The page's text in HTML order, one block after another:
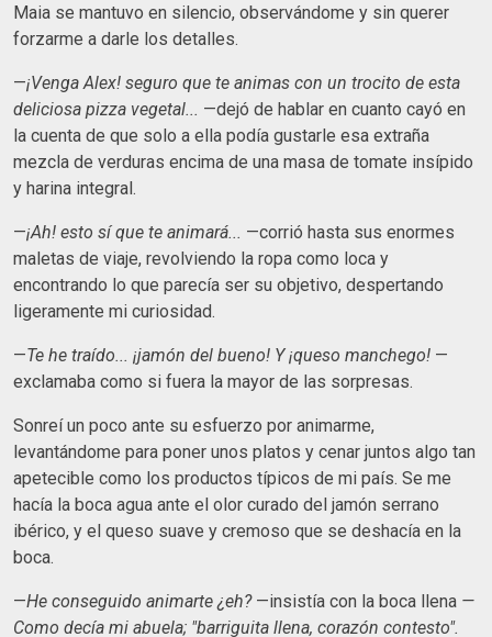
Maia se mantuvo en silencio, observándome y sin querer
forzarme a darle los detalles.
—¡Venga Alex! seguro que te animas con un trocito de esta
deliciosa pizza vegetal... —dejó de hablar en cuanto cayó en
la cuenta de que solo a ella podía gustarle esa extraña
mezcla de verduras encima de una masa de tomate insípido
y harina integral.
—¡Ah! esto sí que te animará... —corrió hasta sus enormes
maletas de viaje, revolviendo la ropa como loca y
encontrando lo que parecía ser su objetivo, despertando
ligeramente mi curiosidad.
—Te he traído... ¡jamón del bueno! Y ¡queso manchego! —
exclamaba como si fuera la mayor de las sorpresas.
Sonreí un poco ante su esfuerzo por animarme,
levantándome para poner unos platos y cenar juntos algo tan
apetecible como los productos típicos de mi país. Se me
hacía la boca agua ante el olor curado del jamón serrano
ibérico, y el queso suave y cremoso que se deshacía en la
boca.
—He conseguido animarte ¿eh? —insistía con la boca llena —
Como decía mi abuela; "barriguita llena, corazón contesto".